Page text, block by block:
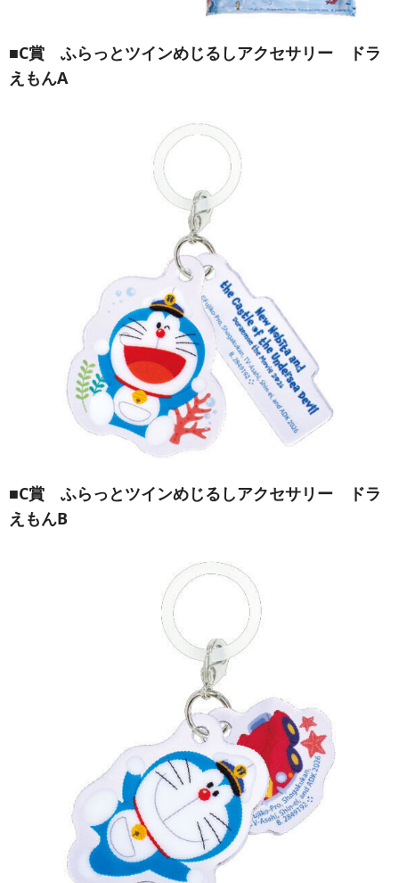
■C賞 ふらっとツインめじるしアクセサリー ドラ
えもんA
■C賞 ふらっとツインめじるしアクセサリー ドラ
えもんB